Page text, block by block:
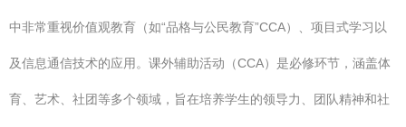
中非常重视价值观教育（如“品格与公民教育”CCA）、项目式学习以
及信息通信技术的应用。课外辅助活动（CCA）是必修环节，涵盖体
育、艺术、社团等多个领域，旨在培养学生的领导力、团队精神和社